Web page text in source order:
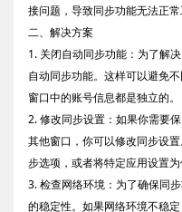
接问题，导致同步功能无法正常
二、解决方案
1. 关闭自动同步功能：为了解
自动同步功能。这样可以避免
窗口中的账号信息都是独立的。
2. 修改同步设置：如果你需要
其他窗口，你可以修改同步设
步选项，或者将特定应用设置为
3. 检查网络环境：为了确保同
的稳定性。如果网络环境不稳